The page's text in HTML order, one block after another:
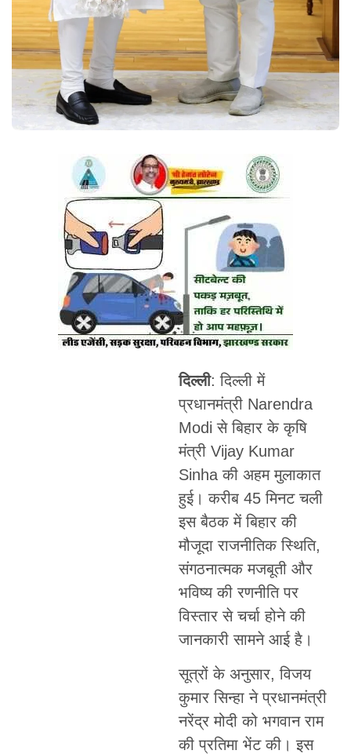
दिल्ली: दिल्ली में
प्रधानमंत्री Narendra
Modi से बिहार के कृषि
मंत्री Vijay Kumar
Sinha की अहम मुलाकात
हुई। करीब 45 मिनट चली
इस बैठक में बिहार की
मौजूदा राजनीतिक स्थिति,
संगठनात्मक मजबूती और
भविष्य की रणनीति पर
विस्तार से चर्चा होने की
जानकारी सामने आई है।
सूत्रों के अनुसार, विजय
कुमार सिन्हा ने प्रधानमंत्री
नरेंद्र मोदी को भगवान राम
की प्रतिमा भेंट की। इस